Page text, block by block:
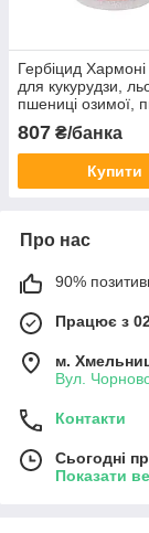
Гербіцид Хармоні
для кукурудзи,
пшениці озимої,
807 ₴/банка
Купити
Про нас
90%
Працює з
м.
Вул.
Контакти
Сьогодні
Показати